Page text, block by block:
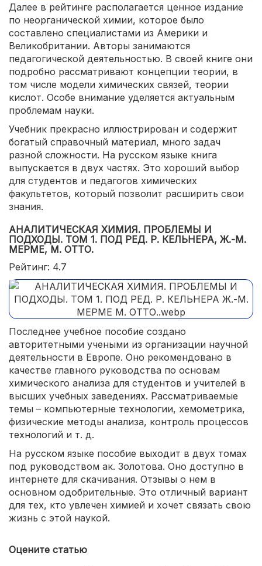
Далее в рейтинге располагается ценное издание
по неорганической химии, которое было
составлено специалистами из Америки и
Великобритании. Авторы занимаются
педагогической деятельностью. В своей книге они
подробно рассматривают концепции теории, в
том числе модели химических связей, теории
кислот. Особе внимание уделяется актуальным
проблемам науки.
Учебник прекрасно иллюстрирован и содержит
богатый справочный материал, много задач
разной сложности. На русском языке книга
выпускается в двух частях. Это хороший выбор
для студентов и педагогов химических
факультетов, который позволит расширить свои
знания.
АНАЛИТИЧЕСКАЯ ХИМИЯ. ПРОБЛЕМЫ И
ПОДХОДЫ. ТОМ 1. ПОД РЕД. Р. КЕЛЬНЕРА, Ж.-М.
МЕРМЕ, М. ОТТО.
Рейтинг: 4.7
Последнее учебное пособие создано
авторитетными учеными из организации научной
деятельности в Европе. Оно рекомендовано в
качестве главного руководства по основам
химического анализа для студентов и учителей в
высших учебных заведениях. Рассматриваемые
темы – компьютерные технологии, хемометрика,
физические методы анализа, контроль процессов
технологий и т. д.
На русском языке пособие выходит в двух томах
под руководством ак. Золотова. Оно доступно в
интернете для скачивания. Отзывы о нем в
основном одобрительные. Это отличный вариант
для тех, кто увлечен химией и хочет связать свою
жизнь с этой наукой.
Оцените статью